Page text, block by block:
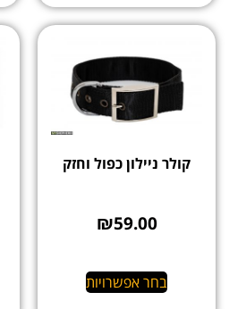
קולר ניילון כפול וחזק
₪59.00
בחר אפשרויות